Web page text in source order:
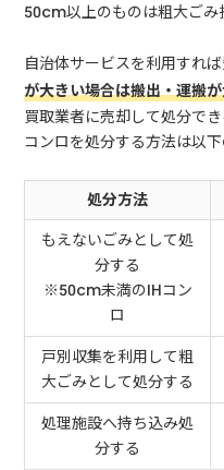
50cm以上のものは粗大ごみ
自治体サービスを利用すれ
が大きい場合は搬出・運搬
買取業者に売却して処分で
コンロを処分する方法は以下
処分方法
もえないごみとして処
分する
※50cm未満のIHコン
ロ
戸別収集を利用して粗
大ごみとして処分する
処理施設へ持ち込み処
分する